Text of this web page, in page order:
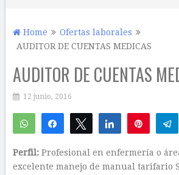
Home
Ofertas laborales
AUDITOR DE CUENTAS MEDICAS
AUDITOR DE CUENTAS
12 junio, 2016
WhatsAppCompartirTwittear Compartir
Perfil:Profesional en enfermería o
excelente manejo de manual tarifario